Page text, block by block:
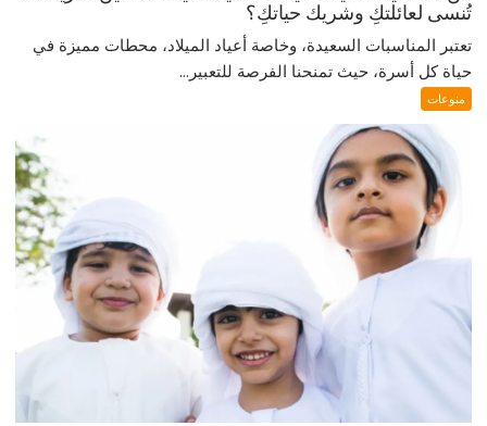
تُنسى لعائلتكِ وشريك حياتكِ؟
تعتبر المناسبات السعيدة، وخاصة أعياد الميلاد، محطات مميزة في
حياة كل أسرة، حيث تمنحنا الفرصة للتعبير...
منوعات